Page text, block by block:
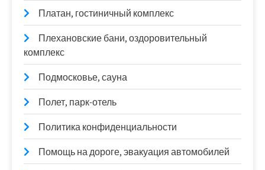
Платан, гостиничный комплекс
Плехановские бани, оздоровительный
комплекс
Подмосковье, сауна
Полет, парк-отель
Политика конфиденциальности
Помощь на дороге, эвакуация автомобилей